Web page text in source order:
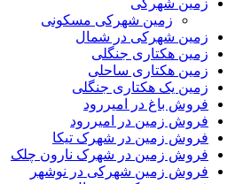
زمین شهرکی
زمین شهرکی مسکونی
زمین شهرکی در شمال
زمین هکتاری جنگلی
زمین هکتاری ساحلی
زمین یک هکتاری جنگلی
فروش باغ در امیررود
فروش زمین در امیررود
فروش زمین در شهرک تیکا
فروش زمین در شهرک نارون چلک
فروش زمین شهرکی در نوشهر